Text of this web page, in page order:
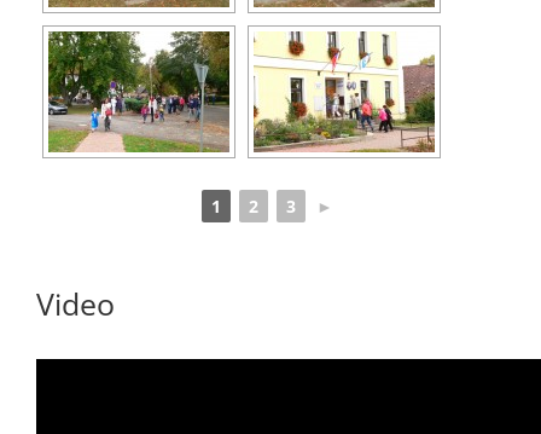
1 2 3 ►
Video